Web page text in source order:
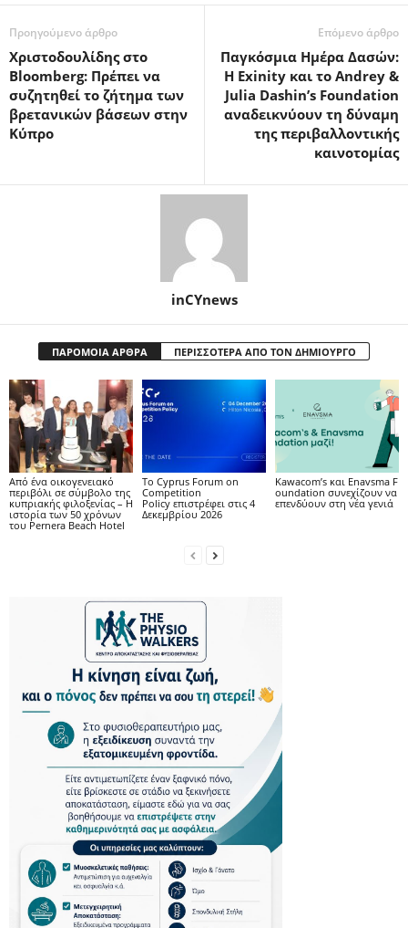
Προηγούμενο άρθρο
Χριστοδουλίδης στο
Bloomberg: Πρέπει να
συζητηθεί το ζήτημα των
βρετανικών βάσεων στην
Κύπρο
Επόμενο άρθρο
Παγκόσμια Ημέρα Δασών:
Η Exinity και το Andrey &
Julia Dashin’s Foundation
αναδεικνύουν τη δύναμη
της περιβαλλοντικής
καινοτομίας
inCYnews
ΠΑΡΟΜΟΙΑ ΑΡΘΡΑ ΠΕΡΙΣΣΟΤΕΡΑ ΑΠΟ ΤΟΝ ΔΗΜΙΟΥΡΓΟ
Από ένα οικογενειακό
περιβόλι σε σύμβολο της
κυπριακής φιλοξενίας – Η
ιστορία των 50 χρόνων
του Pernera Beach Hotel
Το Cyprus Forum on
Competition
Policy επιστρέφει στις 4
Δεκεμβρίου 2026
Kawacom’s και Enavsma F
oundation συνεχίζουν να
επενδύουν στη νέα γενιά